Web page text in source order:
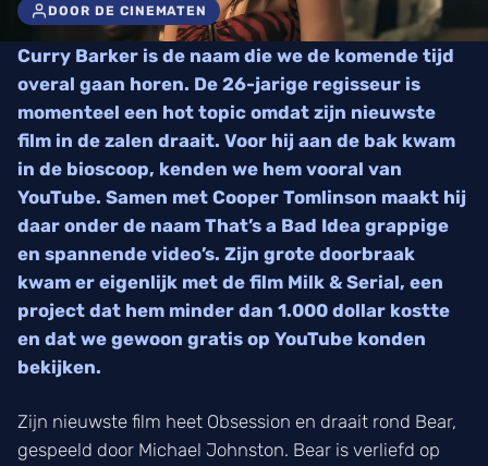
DOOR DE CINEMATEN
Curry Barker is de naam die we de komende tijd
overal gaan horen. De 26-jarige regisseur is
momenteel een hot topic omdat zijn nieuwste
film in de zalen draait. Voor hij aan de bak kwam
in de bioscoop, kenden we hem vooral van
YouTube. Samen met Cooper Tomlinson maakt hij
daar onder de naam That’s a Bad Idea grappige
en spannende video’s. Zijn grote doorbraak
kwam er eigenlijk met de film Milk & Serial, een
project dat hem minder dan 1.000 dollar kostte
en dat we gewoon gratis op YouTube konden
bekijken.
Zijn nieuwste film heet Obsession en draait rond Bear,
gespeeld door Michael Johnston. Bear is verliefd op